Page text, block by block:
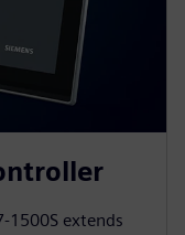
1500S extends